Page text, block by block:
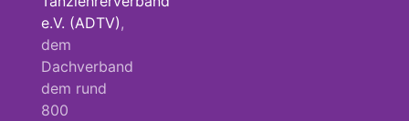
e.V. (ADTV),
dem
Dachverband
dem rund
800